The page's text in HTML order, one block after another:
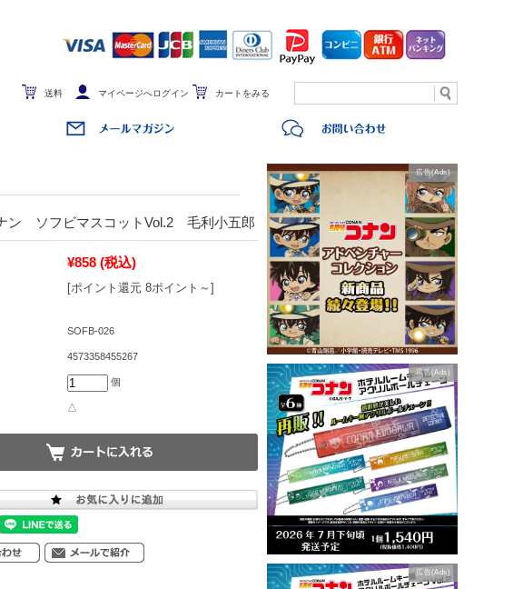
送料 マイページへログイン カートをみる
広告(Ads)
広告(Ads)
広告(Ads)
ン ソフビマスコットVol.2 毛利小五郎
¥858 (税込)
[ポイント還元 8ポイント～]
SOFB-026
4573358455267
個
△